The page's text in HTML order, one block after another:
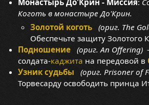
Монастырь До'Крин - Миссия:
Коготь в монастыре До'Крин.
Золотой коготь (ориг. The
Обеспечьте защиту Золотого
Подношение (ориг. An Offering)
солдата-каджита на передовой в
Узник судьбы
(ориг. Prisoner of
Торвесарду освободить принца